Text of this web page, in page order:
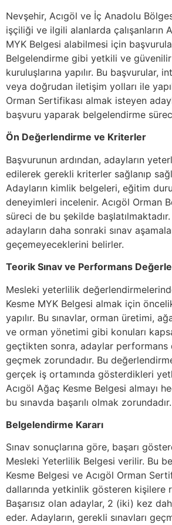
Nevşehir, Acıgöl ve İç Anadolu
işçiliği ve ilgili alanlarda çalışanların
MYK Belgesi alabilmesi için
Belgelendirme gibi yetkili ve
kuruluşlarına yapılır. Bu başvurular,
veya doğrudan iletişim yolları ile
Orman Sertifikası almak isteyen
başvuru yaparak belgelendirme
Ön Değerlendirme ve Kriterler
Başvurunun ardından, adayların
edilerek gerekli kriterler sağlanıp
Adayların kimlik belgeleri, eğitim
deneyimleri incelenir. Acıgöl Orman
süreci de bu şekilde
adayların daha sonraki sınav
geçemeyeceklerini belirler.
Teorik Sınav ve Performans
Mesleki yeterlilik
Kesme MYK Belgesi almak için
yapılır. Bu sınavlar, orman üretimi,
ve orman yönetimi gibi konuları
geçtikten sonra, adaylar performans
geçmek zorundadır. Bu
gerçek iş ortamında gösterdikleri
Acıgöl Ağaç Kesme Belgesi almayı
bu sınavda başarılı olmak zorundadır.
Belgelendirme Kararı
Sınav sonuçlarına göre, başarı
Mesleki Yeterlilik Belgesi verilir. Bu
Kesme Belgesi ve Acıgöl Orman
dallarında yetkinlik gösteren kişilere
Başarısız olan adaylar, 2 (iki) kez
eder. Adayların, gerekli sınavları